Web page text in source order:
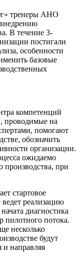
тренеры АНО
В течение 3-
постигали
особенности
базовые
компетенций
проводимые на
помогают
обозначить
организации.
ожидаемо
производства, при
стартовое
реализацию
диагностика
пилотного потока.
несколько
будут
и направляя